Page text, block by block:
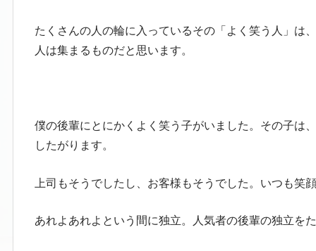
たくさんの人の輪に入っているその「よく笑う人」は
人は集まるものだと思います。
僕の後輩にとにかくよく笑う子がいました。その子は
したがります。
上司もそうでしたし、お客様もそうでした。いつも笑
あれよあれよという間に独立。人気者の後輩の独立を